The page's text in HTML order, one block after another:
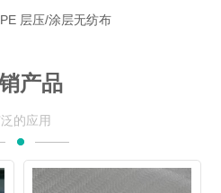
层压/涂层无纺布
产品
的应用